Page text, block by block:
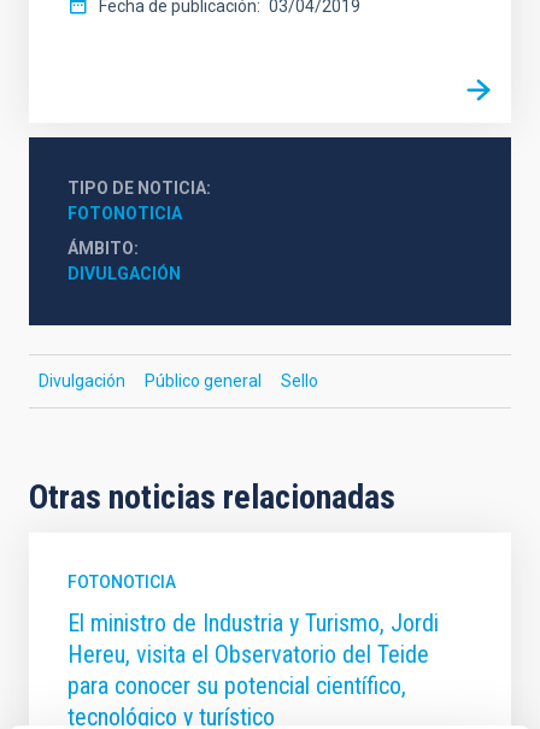
Fecha de publicación 03/04/2019
TIPO DE NOTICIA
FOTONOTICIA
ÁMBITO
DIVULGACIÓN
Divulgación Público general Sello
Otras noticias relacionadas
FOTONOTICIA
El ministro de Industria y Turismo, Jordi
Hereu, visita el Observatorio del Teide
para conocer su potencial científico,
tecnológico y turístico